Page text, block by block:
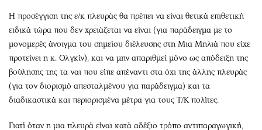
Η προσέγγιση της ε/κ πλευράς θα πρέπει να είναι θετικά επιθετική
ειδικά τώρα που δεν χρειάζεται να είναι (για παράδειγμα με το
μονομερές άνοιγμα του σημείου διέλευσης στη Μια Μηλιά που είχε
προτείνει η κ. Ολγκίν), και να μην απαριθμεί μόνο ως απόδειξη της
βούλησης της τα ναι που είπε απέναντι στα όχι της άλλης πλευράς
(για τον διορισμό απεσταλμένου για παράδειγμα) και τα
διαδικαστικά και περιορισμένα μέτρα για τους Τ/Κ πολίτες.
Γιατί όταν η μια πλευρά είναι κατά αδέξιο τρόπο αντιπαραγωγική,